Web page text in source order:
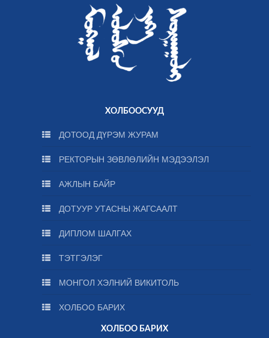
ХОЛБООСУУД
ДОТООД ДҮРЭМ ЖУРАМ
РЕКТОРЫН ЗӨВЛӨЛИЙН МЭДЭЭЛЭЛ
АЖЛЫН БАЙР
ДОТУУР УТАСНЫ ЖАГСААЛТ
ДИПЛОМ ШАЛГАХ
ТЭТГЭЛЭГ
МОНГОЛ ХЭЛНИЙ ВИКИТОЛЬ
ХОЛБОО БАРИХ
ХОЛБОО БАРИХ